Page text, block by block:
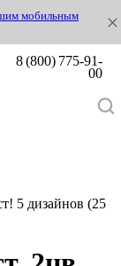
мобильным
8 (800) 775-91-
00
5 дизайнов (25